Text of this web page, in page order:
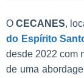
OCECANES,
do Espírito
desde 2022 com
de uma